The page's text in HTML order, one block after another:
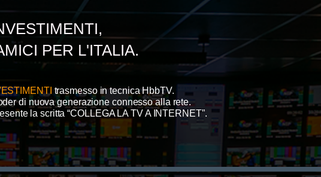
PER L'ITALIA.
trasmesso in tecnica HbbTV.
di nuova generazione connesso alla rete.
la scritta“COLLEGA LA TV A INTERNET”.